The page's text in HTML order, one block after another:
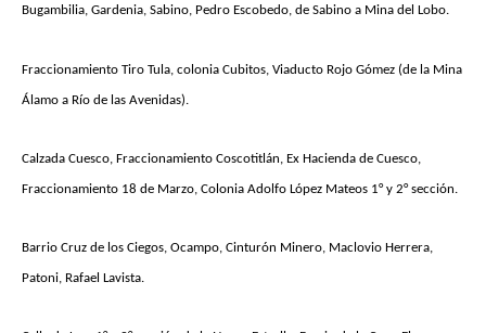
Bugambilia, Gardenia, Sabino, Pedro Escobedo, de Sabino a Mina del Lobo.
Fraccionamiento Tiro Tula, colonia Cubitos, Viaducto Rojo Gómez (de la Mina
Álamo a Río de las Avenidas).
Calzada Cuesco, Fraccionamiento Coscotitlán, Ex Hacienda de Cuesco,
Fraccionamiento 18 de Marzo, Colonia Adolfo López Mateos 1° y 2° sección.
Barrio Cruz de los Ciegos, Ocampo, Cinturón Minero, Maclovio Herrera,
Patoni, Rafael Lavista.